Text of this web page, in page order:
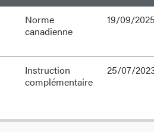
Norme
canadienne
19/09/
Instruction
complémentaire
25/07/